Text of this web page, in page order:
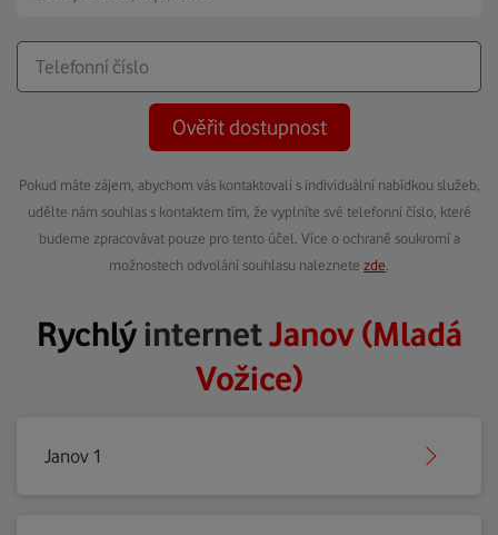
Ověřit dostupnost
Pokud máte zájem, abychom vás kontaktovali s individuální nabídkou služeb,
udělte nám souhlas s kontaktem tím, že vyplníte své telefonní číslo, které
budeme zpracovávat pouze pro tento účel. Více o ochraně soukromí a
možnostech odvolání souhlasu naleznete zde
RychlýinternetJanov (Mladá
Vožice)
Janov 1